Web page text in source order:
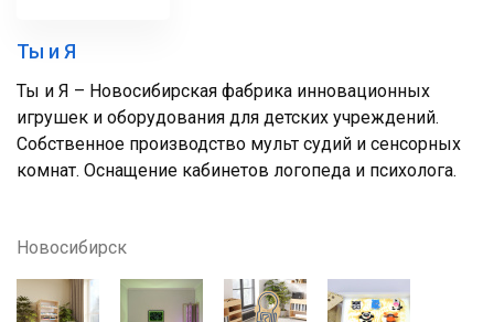
Ты и Я
Ты и Я – Новосибирская фабрика инновационных
игрушек и оборудования для детских учреждений.
Собственное производство мульт судий и сенсорных
комнат. Оснащение кабинетов логопеда и психолога.
Новосибирск